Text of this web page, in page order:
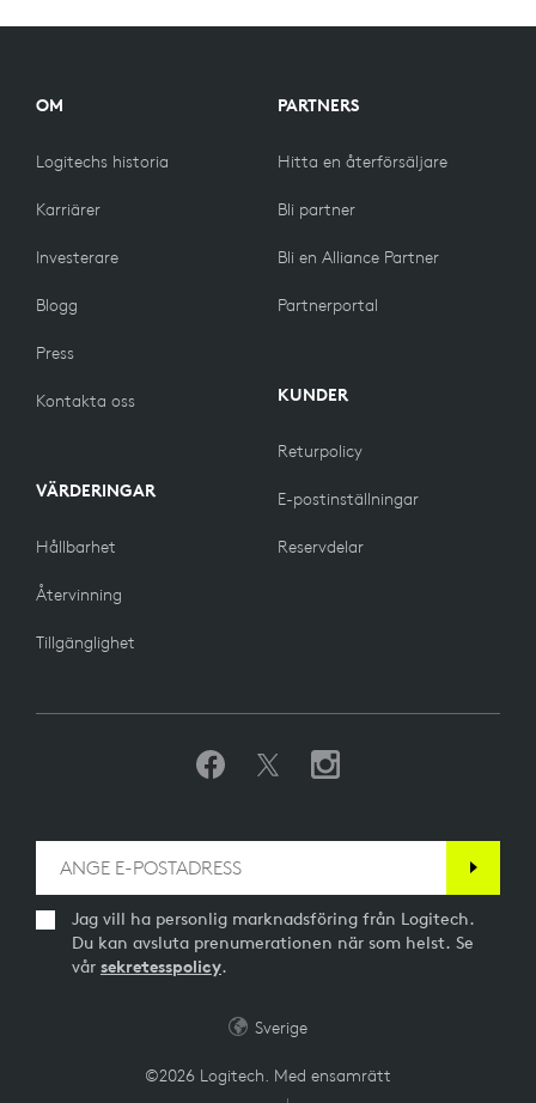
OM
Logitechs historia
Karriärer
Investerare
Blogg
Press
Kontakta oss
VÄRDERINGAR
Hållbarhet
Återvinning
Tillgänglighet
PARTNERS
Hitta en återförsäljare
Bli partner
Bli en Alliance Partner
Partnerportal
KUNDER
Returpolicy
E-postinställningar
Reservdelar
Jag vill ha personlig marknadsföring från Logitech.
Du kan avsluta prenumerationen när som helst. Se
vår sekretesspolicy.
©2026 Logitech. Med ensamrätt
Sverige